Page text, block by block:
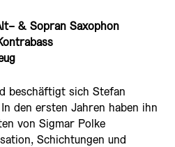
& Sopran Saxophon
beschäftigt sich Stefan
den ersten Jahren haben ihn
von Sigmar Polke
Schichtungen und